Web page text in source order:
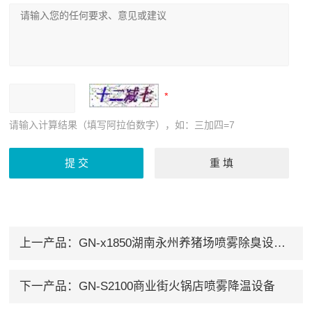
请输入计算结果（填写阿拉伯数字），如：三加四=7
上一产品： GN-x1850湖南永州养猪场喷雾除臭设备高效除臭
下一产品： GN-S2100商业街火锅店喷雾降温设备